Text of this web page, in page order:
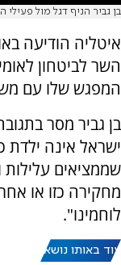
בן גביר הניף דגל מול פעילי
איטליה הודיעה
השר לביטחון
המפגש שלו עם
בן גביר מסר
ישראל אינה ילדת
שממציאים עלילות
מחקירה כזו או
לוחמינו".
עוד באותו נושא: